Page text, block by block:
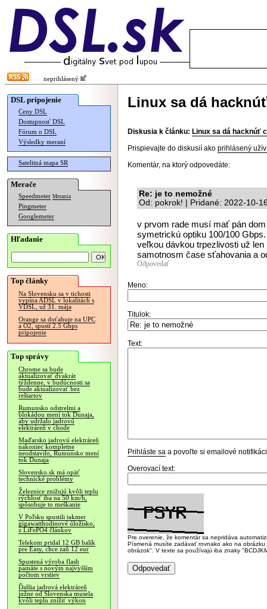
neprihlásený
DSL pripojenie
Ceny DSL
Dostupnosť DSL
Fórum o DSL
Výsledky meraní
Satelitná mapa SR
Merače
Speedmeter Merania
Pingmeter
Googlemeter
Hľadanie
Top články
Na Slovensku sa v tichosti
vypína ADSL v lokalitách s
VDSL, už 31. mája
Orange sa doťahuje na UPC
a O2, spustí 2.5 Gbps
pripojenie
Top správy
Chrome sa bude
aktualizovať dvakrát
týždenne, v budúcnosti sa
bude aktualizovať bez
reštartov
Rumunsko odstrelmi a
blokádou mení tok Dunaja,
aby udržalo jadrovú
elektráreň v chode
Maďarsko jadrovú elektráreň
nakoniec kompletne
neodstavilo, Rumunsko mení
tok Dunaja
Slovensko.sk má opäť
technické problémy
Železnice znižujú kvôli teplu
rýchlosť iba na 50 km/h,
spôsobuje to meškanie
V Poľsku spustili takmer
gigawatthodinové úložisko,
z LiFePO4 článkov
Telekom pridal 12 GB balík
pre Easy, chce zaň 12 eur
Spustená výroba flash
pamäte s novým najvyšším
počtom vrstiev
Ďalšia jadrová elektráreň
južne od Slovenska musela
kvôli teplu znížiť výkon
Linux sa dá
Diskusia k článku: Linux sa dá hacknúť
Prispievajte do diskusií ako prihlásený
Komentár, na ktorý odpovedáte:
Re: je to nemožné
Od: pokrok! | Pridané: 2022-10-
v prvom rade musí mať pán
symetrickú optiku 100/100
veľkou dávkou trpezlivosti už
samotnosm čase sťahovania a
Odpovedať
Meno:
Titulok:
Text:
Prihláste sa a povoľte si emailové
Overovací text:
Pre overenie, že komentár sa nepridáva
Písmená musíte zadávať rovnako ako na
obrázok". V texte sa používajú iba znaky